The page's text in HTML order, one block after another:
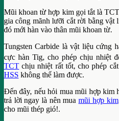
Mũi khoan từ hợp kim gọi tắt là
gia công mãnh lưỡi cắt rời bằng vật
đó mới hàn vào thân mũi khoan từ.
Tungsten Carbide là vật liệu cứng
cực hàn Tig, cho phép chịu nhiệt
TCT chịu nhiệt rất tốt, cho phép
HSS không thể làm được.
Đến đây, nếu hỏi mua mũi hợp kim
trả lời ngay là nên muamũi hợp kim
cho mũi thép gió!.